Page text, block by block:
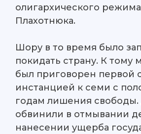
олигархического
Плахотнюка.
Шору в то время было
покидать страну. К тому
был приговорен первой
инстанцией к семи с
годам лишения свободы.
обвинили в отмывании
нанесении ущерба